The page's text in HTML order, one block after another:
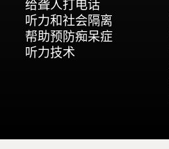
给聋人打电话
听力和社会隔离
帮助预防痴呆症
听力技术